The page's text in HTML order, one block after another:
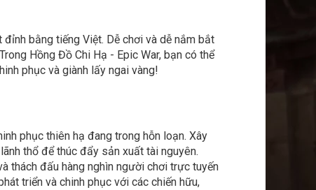
bằng tiếng Việt. Dễ chơi và dễ nắm bắt
Hồng Đồ Chi Hạ - Epic War, bạn có thể
phục và giành lấy ngai vàng!
phục thiên hạ đang trong hỗn loạn. Xây
thổ để thúc đẩy sản xuất tài nguyên.
thách đấu hàng nghìn người chơi trực tuyến
triển và chinh phục với các chiến hữu,